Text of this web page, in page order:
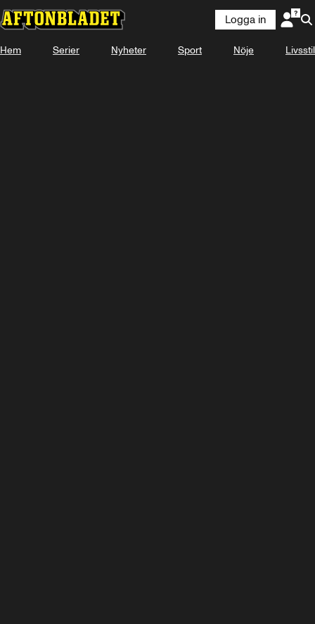
Logga in
Hem Serier Nyheter Sport Nöje Livsstil